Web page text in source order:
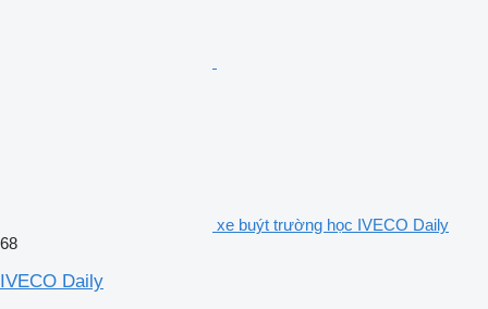
xe buýt trường học IVECO Daily
68
IVECO Daily